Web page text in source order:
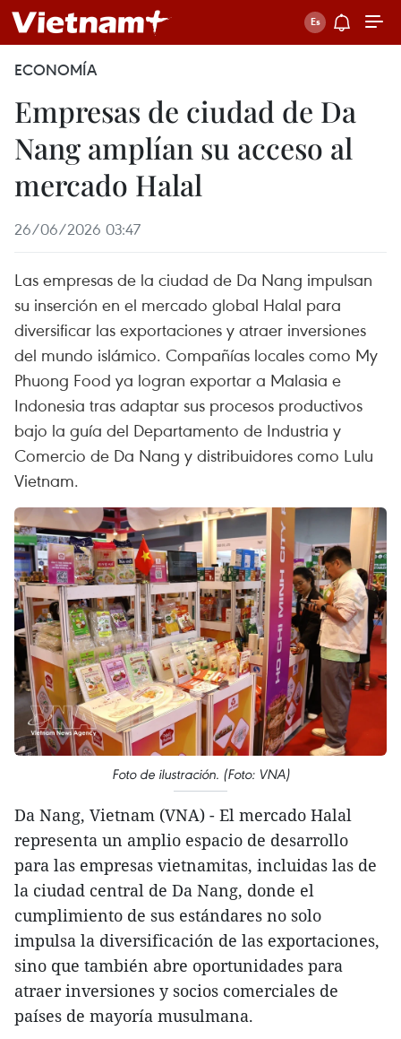
ECONOMÍA
Empresas de ciudad de Da
Nang amplían su acceso al
mercado Halal
26/06/2026 03:47
Las empresas de la ciudad de Da Nang impulsan
su inserción en el mercado global Halal para
diversificar las exportaciones y atraer inversiones
del mundo islámico. Compañías locales como My
Phuong Food ya logran exportar a Malasia e
Indonesia tras adaptar sus procesos productivos
bajo la guía del Departamento de Industria y
Comercio de Da Nang y distribuidores como Lulu
Vietnam.
Foto de ilustración. (Foto: VNA)
Da Nang, Vietnam (VNA) - El mercado Halal
representa un amplio espacio de desarrollo
para las empresas vietnamitas, incluidas las de
la ciudad central de Da Nang, donde el
cumplimiento de sus estándares no solo
impulsa la diversificación de las exportaciones,
sino que también abre oportunidades para
atraer inversiones y socios comerciales de
países de mayoría musulmana.